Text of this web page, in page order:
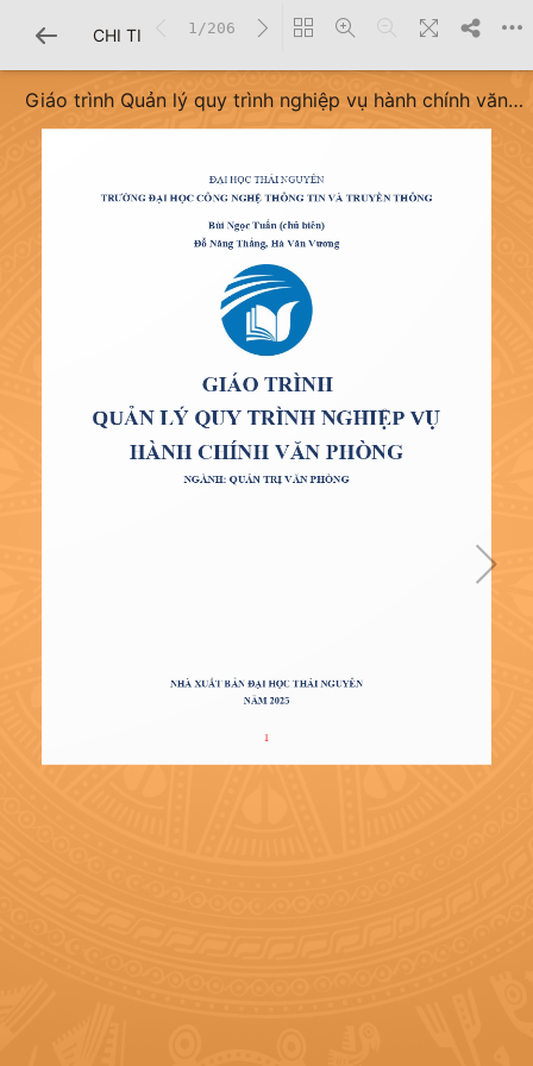
CHI TIẾT SÁCH
Giáo trình Quản lý quy trình nghiệp vụ hành chính văn
1/206